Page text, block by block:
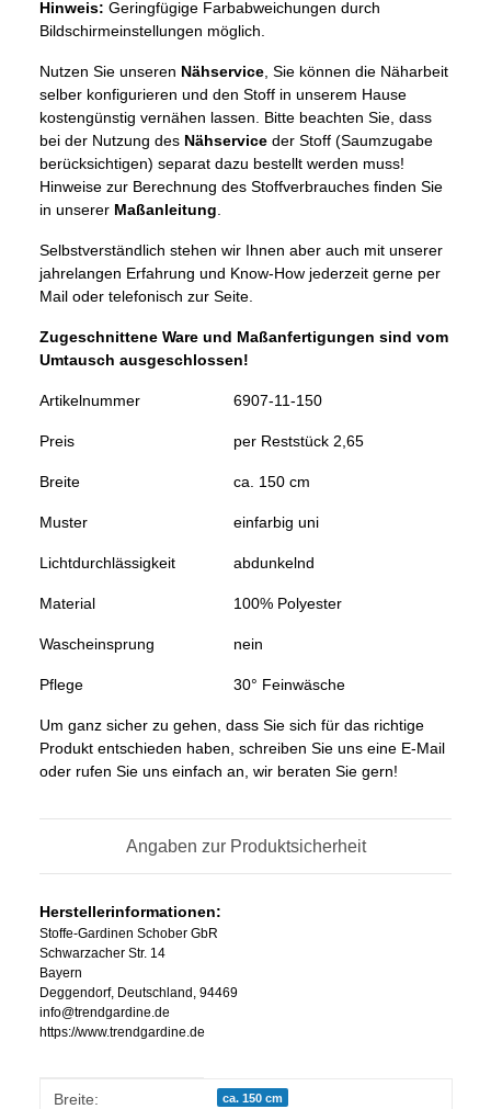
Hinweis: Geringfügige Farbabweichungen durch
Bildschirmeinstellungen möglich.
Nutzen Sie unseren Nähservice , Sie können die Näharbeit
selber konfigurieren und den Stoff in unserem Hause
kostengünstig vernähen lassen. Bitte beachten Sie, dass
bei der Nutzung des Nähservice der Stoff (Saumzugabe
berücksichtigen) separat dazu bestellt werden muss!
Hinweise zur Berechnung des Stoffverbrauches finden Sie
in unserer Maßanleitung
Selbstverständlich stehen wir Ihnen aber auch mit unserer
jahrelangen Erfahrung und Know-How jederzeit gerne per
Mail oder telefonisch zur Seite.
Zugeschnittene Ware und Maßanfertigungen sind vom
Umtausch ausgeschlossen!
Artikelnummer 6907-11-150
Preis per Reststück 2,65
Breite ca. 150 cm
Muster einfarbig uni
Lichtdurchlässigkeit abdunkelnd
Material 100% Polyester
Wascheinsprung nein
Pflege 30° Feinwäsche
Um ganz sicher zu gehen, dass Sie sich für das richtige
Produkt entschieden haben, schreiben Sie uns eine E-Mail
oder rufen Sie uns einfach an, wir beraten Sie gern!
Angaben zur Produktsicherheit
Herstellerinformationen:
Stoffe-Gardinen Schober GbR
Schwarzacher Str. 14
Bayern
Deggendorf, Deutschland, 94469
info@trendgardine.de
https://www.trendgardine.de
Produkteigenschaft
Wert
Breite: ca. 150 cm